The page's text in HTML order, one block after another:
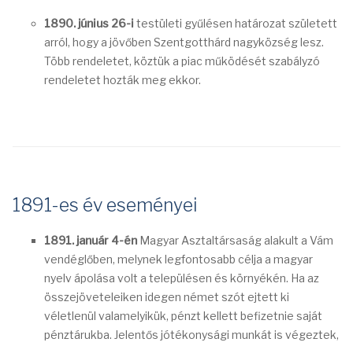
1890. június 26-i testületi gyűlésen határozat született
arról, hogy a jövőben Szentgotthárd nagyközség lesz.
Több rendeletet, köztük a piac működését szabályzó
rendeletet hozták meg ekkor.
1891-es év eseményei
1891. január 4-én Magyar Asztaltársaság alakult a Vám
vendéglőben, melynek legfontosabb célja a magyar
nyelv ápolása volt a településen és környékén. Ha az
összejöveteleiken idegen német szót ejtett ki
véletlenül valamelyikük, pénzt kellett befizetnie saját
pénztárukba. Jelentős jótékonysági munkát is végeztek,